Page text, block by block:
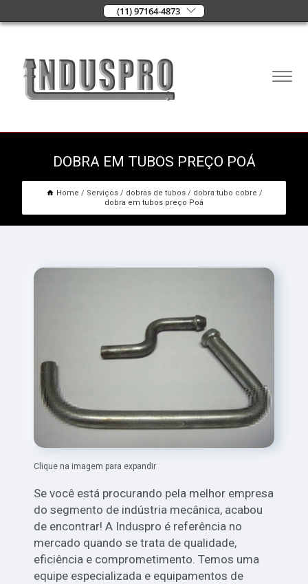
(11) 97164-4873
DOBRA EM TUBOS PREÇO POÁ
Home Serviços dobras de tubos
dobra tubo cobre
dobra em tubos preço Poá
Clique na imagem para expandir
Se você está procurando pela melhor empresa
do segmento de indústria mecânica, acabou
de encontrar! A Induspro é referência no
mercado quando se trata de qualidade,
eficiência e comprometimento. Temos uma
equipe especializada e equipamentos de